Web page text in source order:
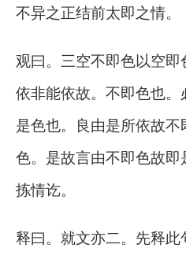
不异之正结前太即之情。
观曰。三空不即色以空
依非能依故。不即色也
是色也。良由是所依故
色。是故言由不即色故
拣情讫。
释曰。就文亦二。先释